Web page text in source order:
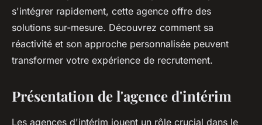
s'intégrer rapidement, cette agence offre des
solutions sur-mesure. Découvrez comment sa
réactivité et son approche personnalisée peuvent
transformer votre expérience de recrutement.
Présentation de l'agence d'intérim
Les agences d'intérim jouent un rôle crucial dans le